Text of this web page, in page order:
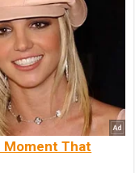
Moment That